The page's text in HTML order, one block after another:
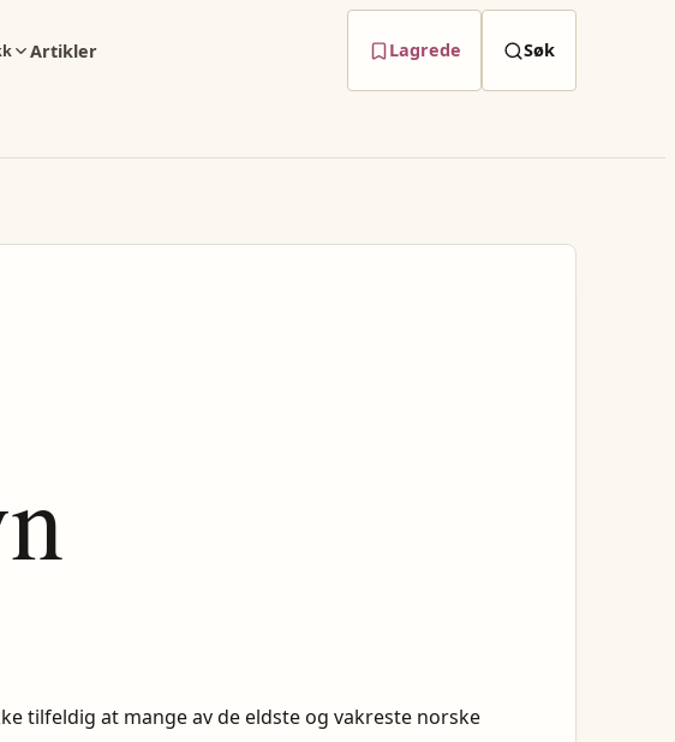
Artikler Lagrede Søk
tilfeldig at mange av de eldste og vakreste norske